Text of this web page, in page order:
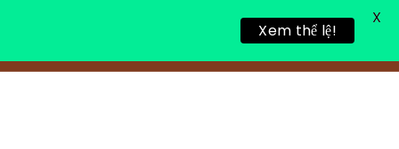
LIÊN HỆXem thể lệ!
X